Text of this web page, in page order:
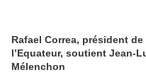
Rafael Correa, président de
l’Equateur, soutient Jean-
Mélenchon